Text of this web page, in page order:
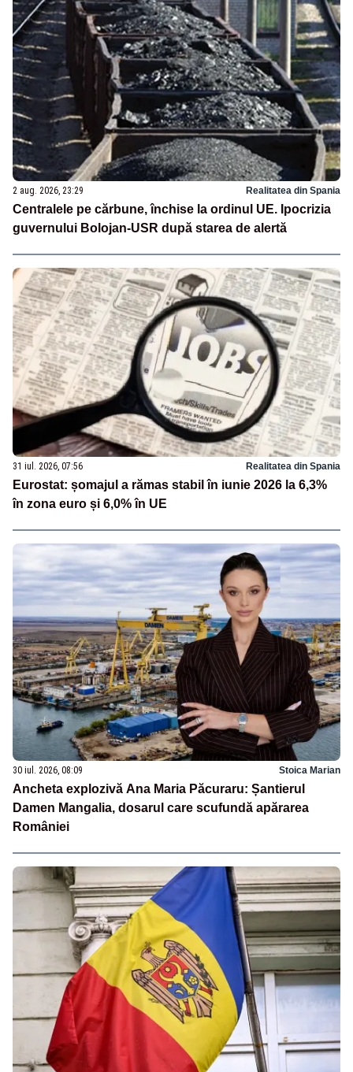
2 aug. 2026, 23:29 Realitatea din Spania
Centralele pe cărbune, închise la ordinul UE. Ipocrizia
guvernului Bolojan-USR după starea de alertă
31 iul. 2026, 07:56 Realitatea din Spania
Eurostat: șomajul a rămas stabil în iunie 2026 la 6,3%
în zona euro și 6,0% în UE
30 iul. 2026, 08:09 Stoica Marian
Ancheta explozivă Ana Maria Păcuraru: Șantierul
Damen Mangalia, dosarul care scufundă apărarea
României